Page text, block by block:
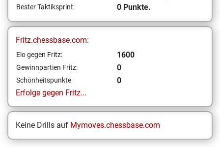
Bester Taktiksprint: 0 Punkte.
Fritz.chessbase.com:
Elo gegen Fritz: 1600
Gewinnpartien Fritz: 0
Schönheitspunkte
0
Erfolge gegen Fritz...
Keine Drills auf Mymoves.chessbase.com